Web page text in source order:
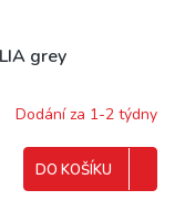
grey
Dodání za 1-2 týdny
DO KOŠÍKU